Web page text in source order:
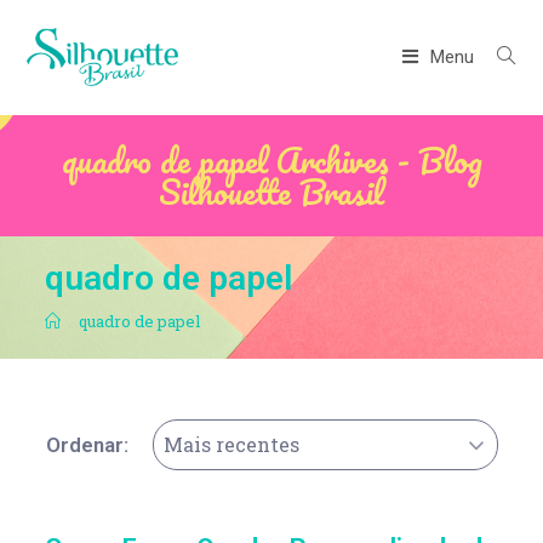
Menu
quadro de papel Archives - Blog
Silhouette Brasil
quadro de papel
. quadro de papel
Ordenar: Mais recentes